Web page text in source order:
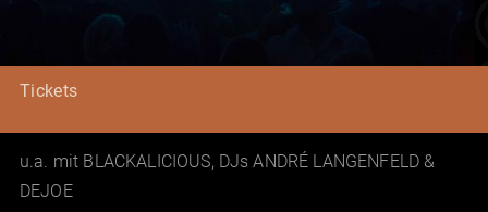
Tickets
u.a. mit BLACKALICIOUS, DJs ANDRÉ LANGENFELD &
DEJOE